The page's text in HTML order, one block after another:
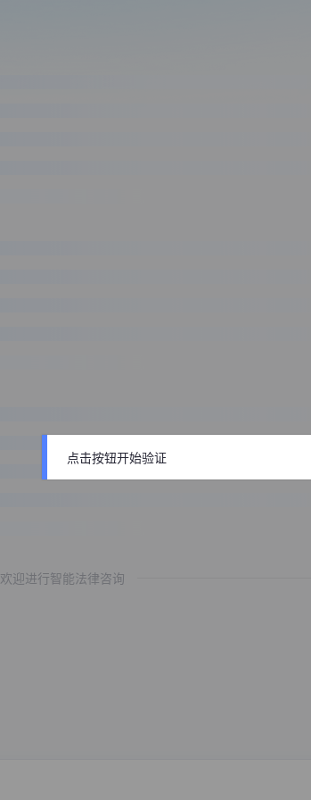
欢迎进行智能法律咨询
点击按钮开始验证